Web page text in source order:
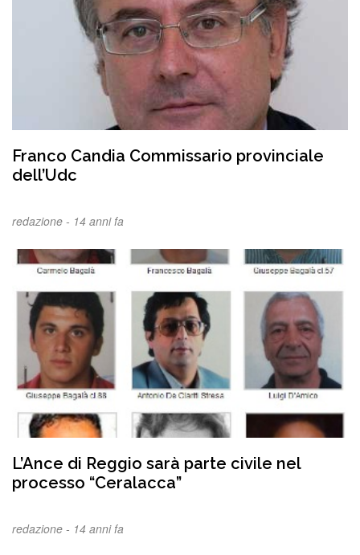
Franco Candia Commissario provinciale
dell’Udc
redazione - 14 anni fa
L’Ance di Reggio sarà parte civile nel
processo “Ceralacca”
redazione - 14 anni fa